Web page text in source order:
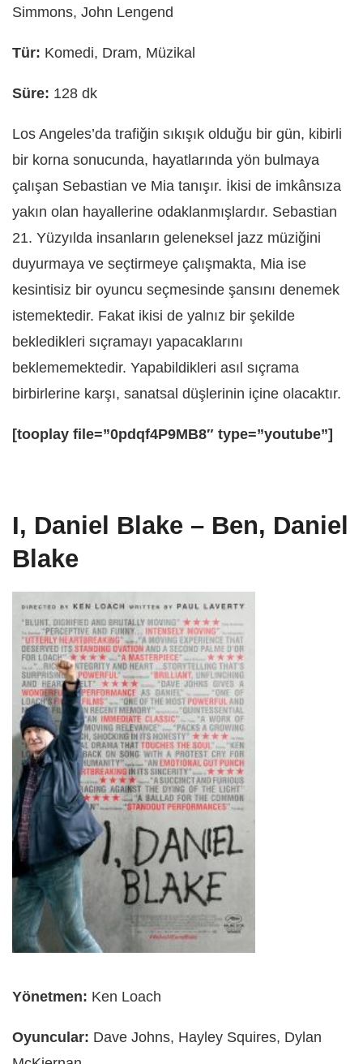
Simmons, John Lengend
Tür: Komedi, Dram, Müzikal
Süre: 128 dk
Los Angeles’da trafiğin sıkışık olduğu bir gün, kibirli
bir korna sonucunda, hayatlarında yön bulmaya
çalışan Sebastian ve Mia tanışır. İkisi de imkânsıza
yakın olan hayallerine odaklanmışlardır. Sebastian
21. Yüzyılda insanların geleneksel jazz müziğini
duyurmaya ve seçtirmeye çalışmakta, Mia ise
kesintisiz bir oyuncu seçmesinde şansını denemek
istemektedir. Fakat ikisi de yalnız bir şekilde
bekledikleri sıçramayı yapacaklarını
beklememektedir. Yapabildikleri asıl sıçrama
birbirlerine karşı, sanatsal düşlerinin içine olacaktır.
[tooplay file=”0pdqf4P9MB8″ type=”youtube”]
I, Daniel Blake – Ben, Daniel
Blake
Yönetmen: Ken Loach
Oyuncular: Dave Johns, Hayley Squires, Dylan